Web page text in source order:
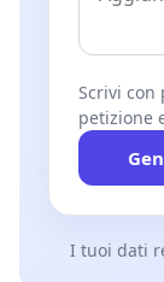
Scrivi con
petizione
I tuoi dati